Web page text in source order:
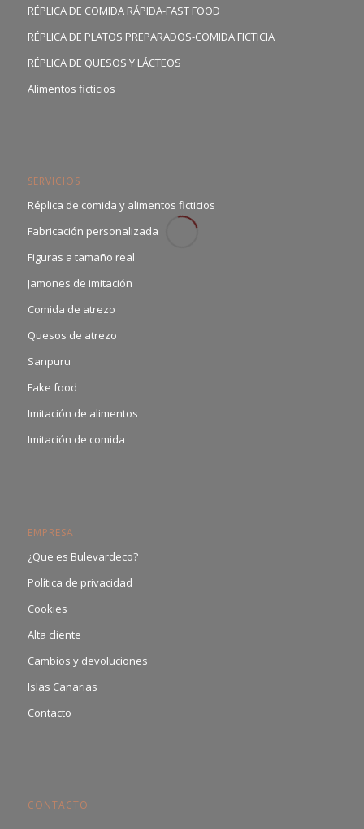
RÉPLICA DE COMIDA RÁPIDA-FAST FOOD
RÉPLICA DE PLATOS PREPARADOS-COMIDA FICTICIA
RÉPLICA DE QUESOS Y LÁCTEOS
Alimentos ficticios
SERVICIOS
Réplica de comida y alimentos ficticios
Fabricación personalizada
Figuras a tamaño real
Jamones de imitación
Comida de atrezo
Quesos de atrezo
Sanpuru
Fake food
Imitación de alimentos
Imitación de comida
EMPRESA
¿Que es Bulevardeco?
Política de privacidad
Cookies
Alta cliente
Cambios y devoluciones
Islas Canarias
Contacto
CONTACTO